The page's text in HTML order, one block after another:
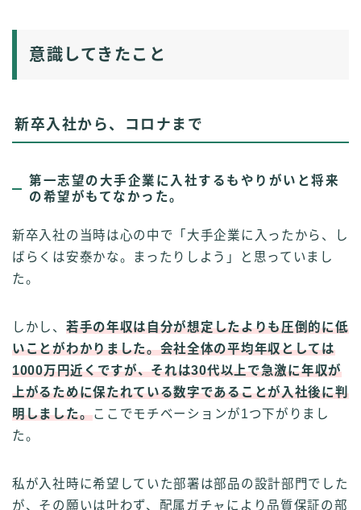
意識してきたこと
新卒入社から、コロナまで
第一志望の大手企業に入社するもやりがいと将来
の希望がもてなかった。
新卒入社の当時は心の中で「大手企業に入ったから、し
ばらくは安泰かな。まったりしよう」と思っていまし
た。
しかし、 若手の年収は自分が想定したよりも圧倒的に低
いことがわかりました。会社全体の平均年収としては
1000万円近くですが、それは30代以上で急激に年収が
上がるために保たれている数字であることが入社後に判
明しました。ここでモチベーションが1つ下がりまし
た。
私が入社時に希望していた部署は部品の設計部門でした
が、その願いは叶わず、配属ガチャにより品質保証の部